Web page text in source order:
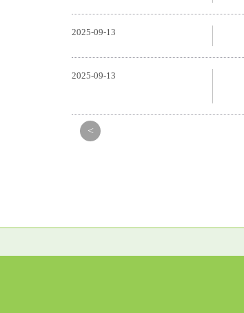
2025-09-13
2025-09-13
<